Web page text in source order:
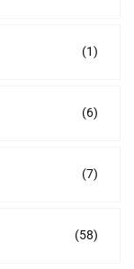
(1)
(6)
(7)
(58)